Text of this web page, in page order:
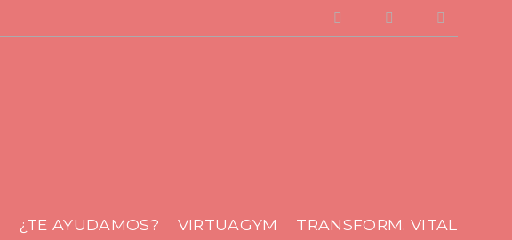
Facebook Instagram
¿TE AYUDAMOS? VIRTUAGYM TRANSFORM. VITAL